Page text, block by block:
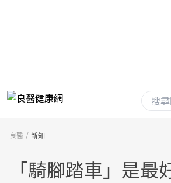
良醫 新知
「騎腳踏車」是最